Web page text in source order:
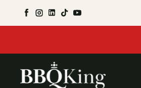
Facebook
Instagram
LinkedIn
TikTokYouTube